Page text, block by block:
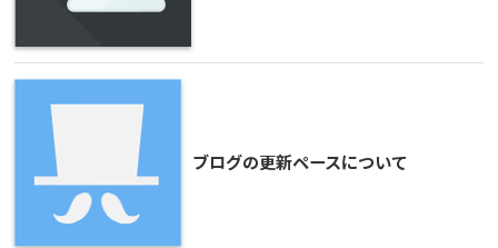
ブログの更新ペースについて